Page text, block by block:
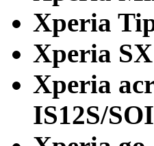
Xperia
Xperia
Xperia
IS12S/